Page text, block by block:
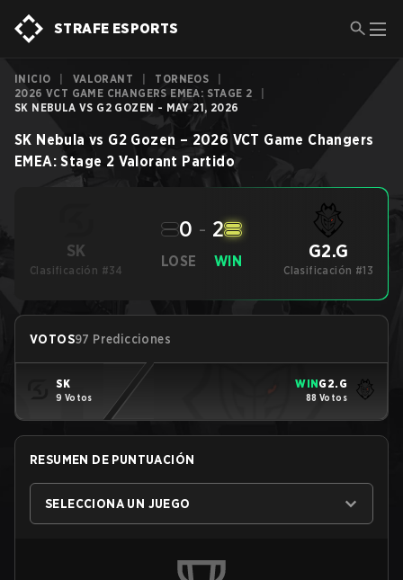
STRAFE ESPORTS
INICIO VALORANT TORNEOS
2026 VCT GAME CHANGERS EMEA: STAGE 2
SK NEBULA VS G2 GOZEN - MAY 21, 2026
SK Nebula vs G2 Gozen – 2026 VCT Game Changers
EMEA: Stage 2 Valorant Partido
SK
Clasificación #34
LOSE
0 - 2
WIN G2.G
Clasificación #13
VOTOS97 Predicciones
SK
9 Votos
WING2.G
88 Votos
RESUMEN DE PUNTUACIÓN
SELECCIONA UN JUEGO